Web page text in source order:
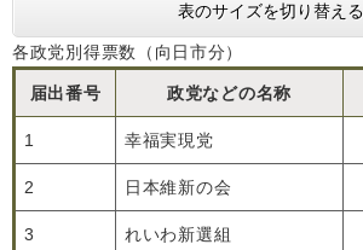
表のサイズを切り替える
各政党別得票数（向日市分）
届出番号 政党などの名称
1 幸福実現党
2 日本維新の会
3 れいわ新選組